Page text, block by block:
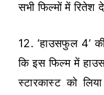
सभी फिल्मों में
12. ‘हाउसफुल 4’
कि इस फिल्म में
स्टारकास्ट को